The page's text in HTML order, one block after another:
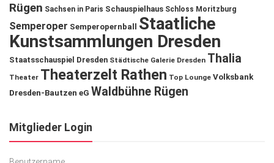
Rügen Sachsen in Paris Schauspielhaus Schloss Moritzburg
Semperoper Semperopernball
Staatliche
Kunstsammlungen Dresden
Staatsschauspiel Dresden Städtische Galerie Dresden Thalia
Theater Theaterzelt Rathen Top Lounge Volksbank
Dresden-Bautzen eG Waldbühne Rügen
Mitglieder Login